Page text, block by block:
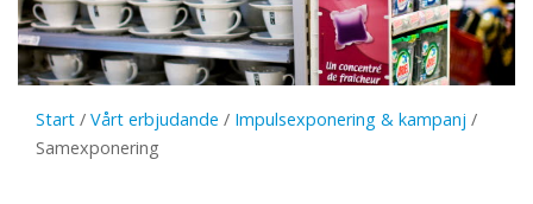
Start / Vårt erbjudande / Impulsexponering & kampanj /
Samexponering